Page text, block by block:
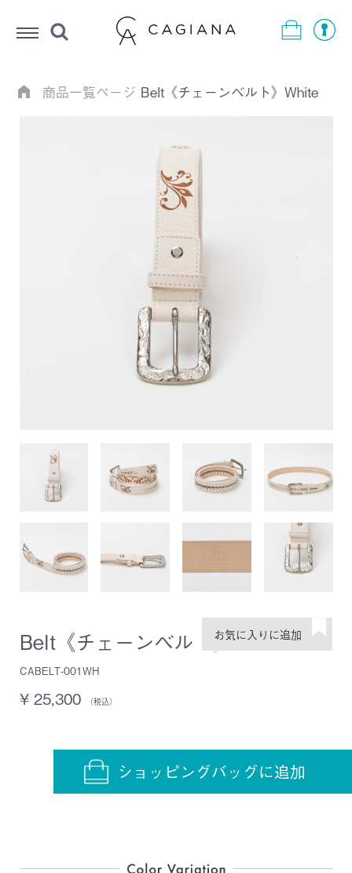
Menu
商品一覧ページ Belt《チェーンベルト》White
Belt《チェーンベルト》White
CABELT-001WH
¥ 25,300 （税込）
ショッピングバッグに追加